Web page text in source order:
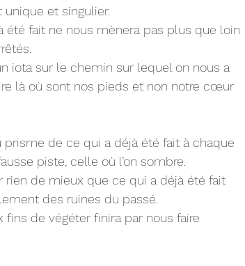
et singulier.
été fait ne nous mènera pas plus que loin
iota sur le chemin sur lequel on nous a
là où sont nos pieds et non notre cœur
prisme de ce qui a déjà été fait à chaque
piste, celle où l’on sombre.
de mieux que ce qui a déjà été fait
des ruines du passé.
fins de végéter finira par nous faire